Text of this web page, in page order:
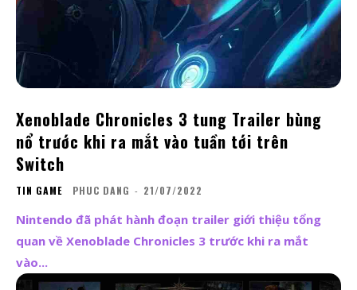
Xenoblade Chronicles 3 tung Trailer bùng
nổ trước khi ra mắt vào tuần tới trên
Switch
TIN GAME PHUC DANG - 21/07/2022
Nintendo đã phát hành đoạn trailer giới thiệu tổng
quan về Xenoblade Chronicles 3 trước khi ra mắt
vào...